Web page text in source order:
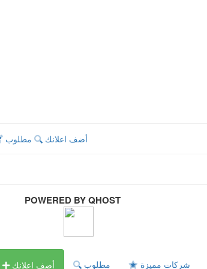
أضف اعلانك مطلوب
POWERED BY QHOST
شركات مميزة مطلوب أضف اعلانك